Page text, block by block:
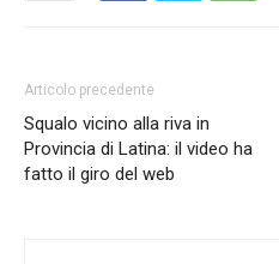
Articolo precedente
Squalo vicino alla riva in
Provincia di Latina: il video ha
fatto il giro del web